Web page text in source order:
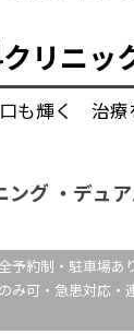
リニッ
も輝く 治療
ング
デュ
予約制・駐車場あ
み可・急患対応・